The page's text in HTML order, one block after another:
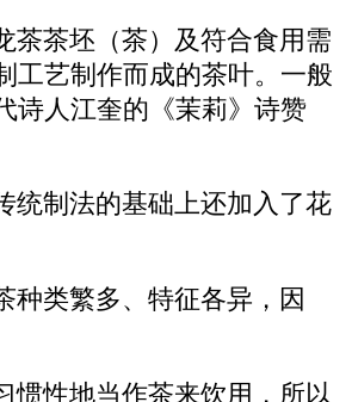
茶茶坯（茶）及符合食用需
工艺制作而成的茶叶。一般
诗人江奎的《茉莉》诗赞
统制法的基础上还加入了花
种类繁多、特征各异，因
惯性地当作茶来饮用，所以